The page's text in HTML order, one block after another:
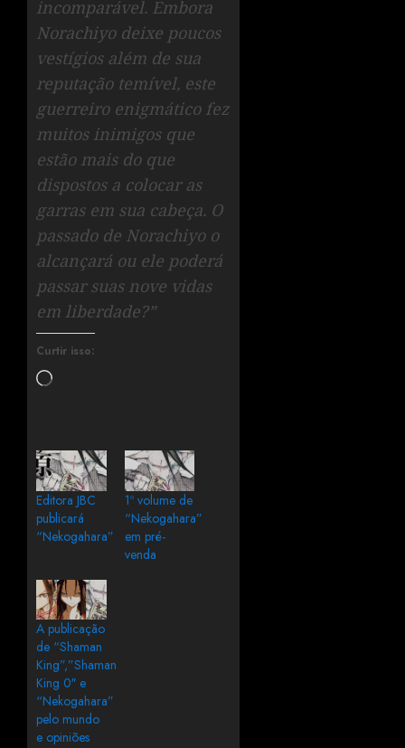
incomparável. Embora
Norachiyo deixe poucos
vestígios além de sua
reputação temível, este
guerreiro enigmático fez
muitos inimigos que
estão mais do que
dispostos a colocar as
garras em sua cabeça. O
passado de Norachiyo o
alcançará ou ele poderá
passar suas nove vidas
em liberdade?”
Curtir isso:
Editora JBC
publicará
“Nekogahara”
1º volume de
“Nekogahara”
em pré-
venda
A publicação
de “Shaman
King”,”Shaman
King 0″ e
“Nekogahara”
pelo mundo
e opiniões